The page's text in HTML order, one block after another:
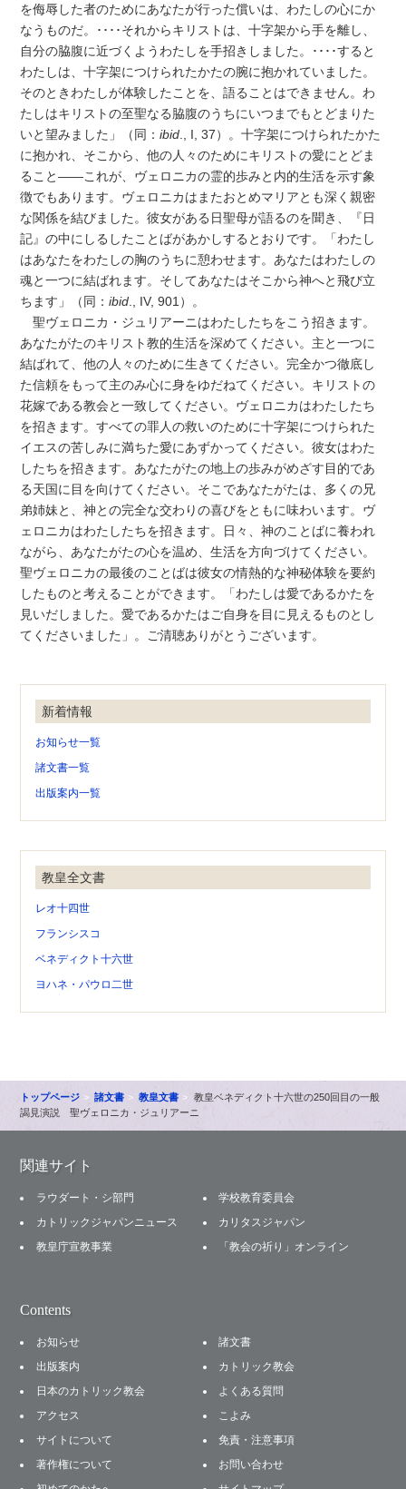
を侮辱した者のためにあなたが行った償いは、わたしの心にか
なうものだ。････それからキリストは、十字架から手を離し、
自分の脇腹に近づくようわたしを手招きしました。････すると
わたしは、十字架につけられたかたの腕に抱かれていました。
そのときわたしが体験したことを、語ることはできません。わ
たしはキリストの至聖なる脇腹のうちにいつまでもとどまりた
いと望みました」（同：ibid ., I, 37）。十字架につけられたかた
に抱かれ、そこから、他の人々のためにキリストの愛にとどま
ること――これが、ヴェロニカの霊的歩みと内的生活を示す象
徴でもあります。ヴェロニカはまたおとめマリアとも深く親密
な関係を結びました。彼女がある日聖母が語るのを聞き、『日
記』の中にしるしたことばがあかしするとおりです。「わたし
はあなたをわたしの胸のうちに憩わせます。あなたはわたしの
魂と一つに結ばれます。そしてあなたはそこから神へと飛び立
ちます」（同：ibid ., IV, 901）。
聖ヴェロニカ・ジュリアーニはわたしたちをこう招きます。
あなたがたのキリスト教的生活を深めてください。主と一つに
結ばれて、他の人々のために生きてください。完全かつ徹底し
た信頼をもって主のみ心に身をゆだねてください。キリストの
花嫁である教会と一致してください。ヴェロニカはわたしたち
を招きます。すべての罪人の救いのために十字架につけられた
イエスの苦しみに満ちた愛にあずかってください。彼女はわた
したちを招きます。あなたがたの地上の歩みがめざす目的であ
る天国に目を向けてください。そこであなたがたは、多くの兄
弟姉妹と、神との完全な交わりの喜びをともに味わいます。ヴ
ェロニカはわたしたちを招きます。日々、神のことばに養われ
ながら、あなたがたの心を温め、生活を方向づけてください。
聖ヴェロニカの最後のことばは彼女の情熱的な神秘体験を要約
したものと考えることができます。「わたしは愛であるかたを
見いだしました。愛であるかたはご自身を目に見えるものとし
てくださいました」。ご清聴ありがとうございます。
新着情報
お知らせ一覧
諸文書一覧
出版案内一覧
教皇全文書
レオ十四世
フランシスコ
ベネディクト十六世
ヨハネ・パウロ二世
トップページ 諸文書 教皇文書
教皇ベネディクト十六世の250回目の一般
謁見演説 聖ヴェロニカ・ジュリアーニ
関連サイト
ラウダート・シ部門
学校教育委員会
カトリックジャパンニュース
カリタスジャパン
教皇庁宣教事業
「教会の祈り」オンライン
Contents
お知らせ
諸文書
出版案内
カトリック教会
日本のカトリック教会
よくある質問
アクセス
こよみ
サイトについて
免責・注意事項
著作権について
お問い合わせ